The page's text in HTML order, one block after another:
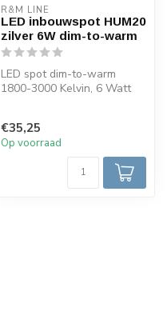
R&M LINE
LED inbouwspot HUM20
zilver 6W dim-to-warm
LED spot dim-to-warm
1800-3000 Kelvin, 6 Watt
€35,25
Op voorraad